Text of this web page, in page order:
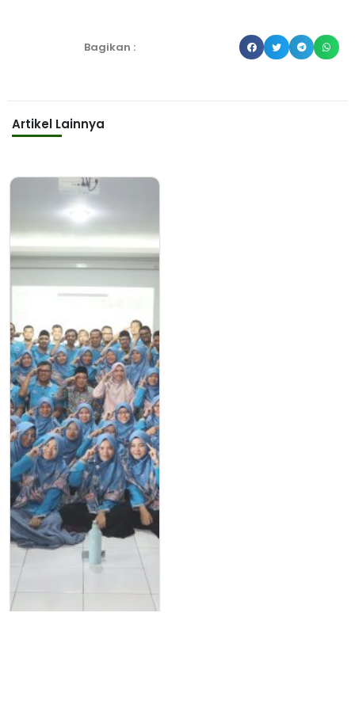
Bagikan :
Artikel Lainnya